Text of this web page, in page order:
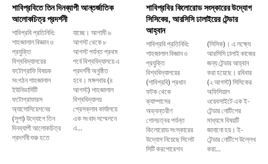
শাবিপ্রবিতে তিন দিনব্যাপী আন্তর্জাতিক
আলোকচিত্র প্রদর্শনী
শাবিপ্রবি প্রতিনিধি:
শাহজালাল বিজ্ঞান ও
প্রযুক্তি
বিশ্ববিদ্যালয়ের
ফটোগ্রাফি বিষয়ক
সংগঠন শাহজালাল
ইউনিভার্সিটি
ফটোগ্রাফারস
অ্যাসোসিয়েশনের
(সুপা) উদ্যোগে তিন
দিনব্যাপী আলোকচিত্র
প্রদর্শনী শুরু হতে
যাচ্ছে। আগামী ৬
আগস্ট থেকে ৮
আগস্ট পর্যন্ত প্রথম
পর্বে বিশ্ববিদ্যালয়ে এ
প্রদর্শনী অনুষ্ঠিত
হবে। মঙ্গলবার (৪
আগস্ট) শাহজালাল
বিশ্ববিদ্যালয়
প্রেসক্লাব কার্যালয়ে
এক সংবাদ সম্মেলনে
এ...
শাবিপ্রবির কিলোরোড সংস্কারের উদ্যোগ
সিসিকের, আরসিসি ঢালাইয়ের টেন্ডার
আহ্বান
শাবিপ্রবি প্রতিনিধি:
শাহজালাল বিজ্ঞান ও
প্রযুক্তি
বিশ্ববিদ্যালয়ের
(শাবিপ্রবি) প্রধান
ফটক থেকে
ক্যাম্পাসের
অভ্যন্তরীণ
গোলচত্বর পর্যন্ত
কিলোরোড সংস্কারের
উদ্যোগ নিয়েছে সিলেট
সিটি করপোরেশন
(সিসিক)। এ লক্ষ্যে
আরসিসি ঢালাই কাজের
জন্য টেন্ডার আহ্বান
করা হয়েছে। রবিবার
(২ আগস্ট) সিসিকের
অফিসিয়াল
ওয়েবসাইটে এক ই-
টেন্ডার নোটিশের
মাধ্যমে বিষয়টি
জানানো হয়। ই-
টেন্ডার নোটিশে উল্লেখ
করা...